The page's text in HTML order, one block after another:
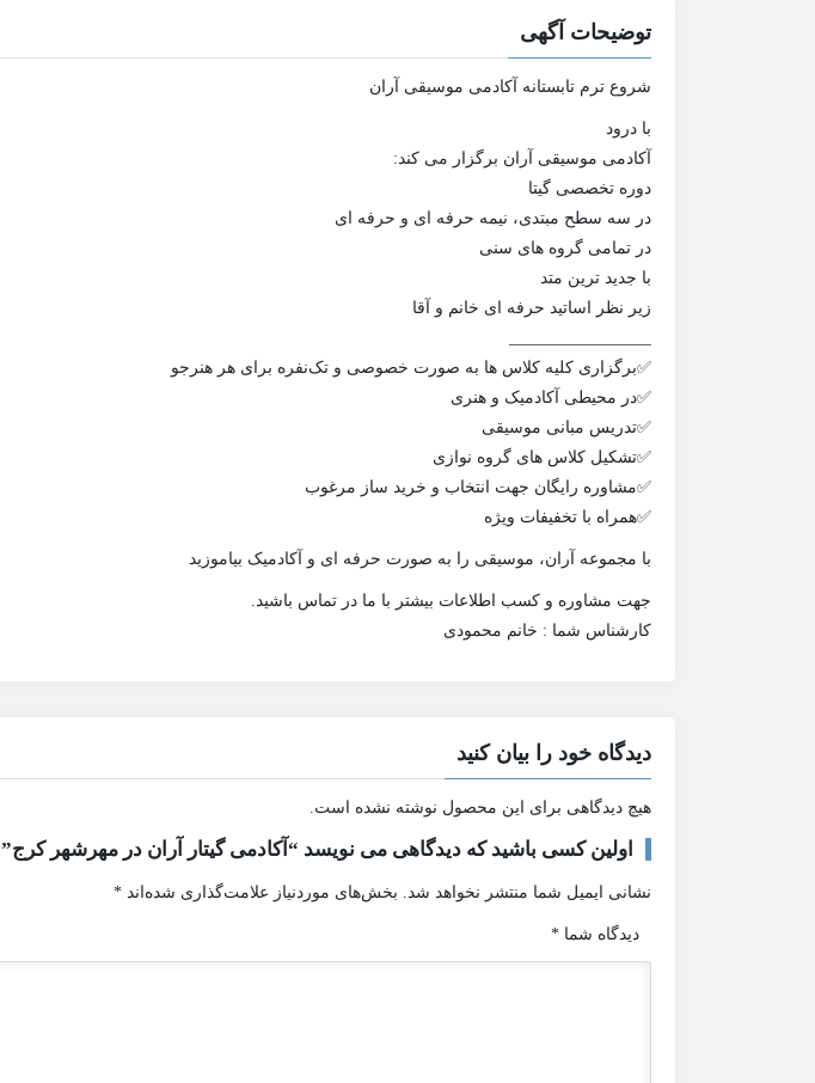
توضیحات آگهی
شروع ترم تابستانه آکادمی موسیقی آران️️
با درود
آکادمی موسیقی آران برگزار‌ می کند:
دوره تخصصی گیتا
در سه سطح مبتدی، نیمه حرفه ای و حرفه ای
در تمامی گروه های سنی
با جدید ترین متد
زیر نظر اساتید حرفه ای خانم و آقا
✅️برگزاری کلیه کلاس ها به صورت خصوصی و تک‌نفره برای هر هنرجو
✅️در محیطی آکادمیک و هنری
✅️تدریس مبانی موسیقی
✅️تشکیل کلاس های گروه نوازی
✅️مشاوره رایگان جهت انتخاب و خرید ساز مرغوب
✅️همراه با تخفیفات ویژه
با مجموعه آران، موسیقی را به صورت حرفه ای و آکادمیک بیاموزید
جهت مشاوره و کسب اطلاعات بیشتر با ما در تماس باشید.
کارشناس شما : خانم محمودی
دیدگاه خود را بیان کنید
هیچ دیدگاهی برای این محصول نوشته نشده است.
اولین کسی باشید که دیدگاهی می نویسد “آکادمی گیتار آران در مهرشهر کرج”
نشانی ایمیل شما منتشر نخواهد شد. بخش‌های موردنیاز علامت‌گذاری شده‌اند *
دیدگاه شما *